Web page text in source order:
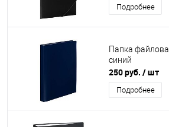
Подробнее
Папка
синий
250 руб. / шт
Подробнее